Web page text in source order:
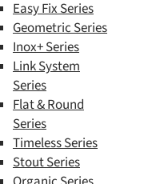
Easy Fix Series
Geometric Series
Inox+ Series
Link System
Series
Flat & Round
Series
Timeless Series
Stout Series